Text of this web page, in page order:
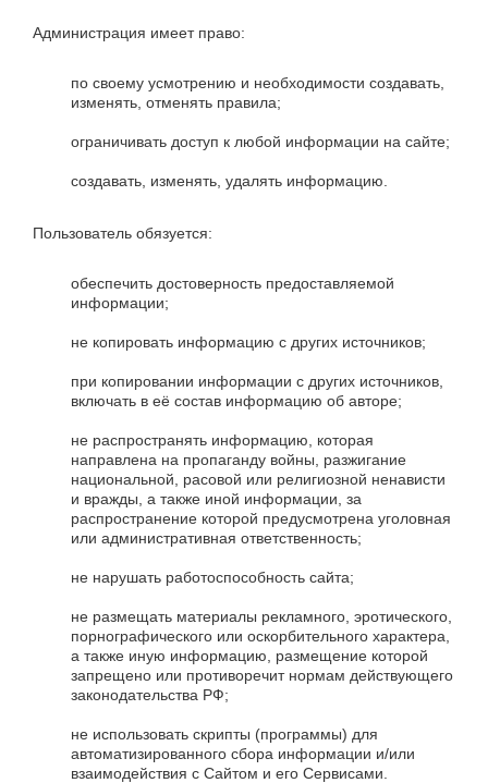
Администрация имеет право:
по своему усмотрению и необходимости создавать,
изменять, отменять правила;
ограничивать доступ к любой информации на сайте;
создавать, изменять, удалять информацию.
Пользователь обязуется:
обеспечить достоверность предоставляемой
информации;
не копировать информацию с других источников;
при копировании информации с других источников,
включать в её состав информацию об авторе;
не распространять информацию, которая
направлена на пропаганду войны, разжигание
национальной, расовой или религиозной ненависти
и вражды, а также иной информации, за
распространение которой предусмотрена уголовная
или административная ответственность;
не нарушать работоспособность сайта;
не размещать материалы рекламного, эротического,
порнографического или оскорбительного характера,
а также иную информацию, размещение которой
запрещено или противоречит нормам действующего
законодательства РФ;
не использовать скрипты (программы) для
автоматизированного сбора информации и/или
взаимодействия с Сайтом и его Сервисами.